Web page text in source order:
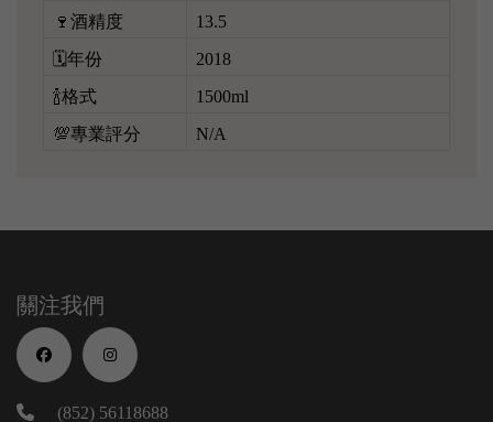
🍷酒精度 13.5
🗓️年份 2018
🍾格式 1500ml
💯專業評分 N/A
關注我們
(852) 56118688